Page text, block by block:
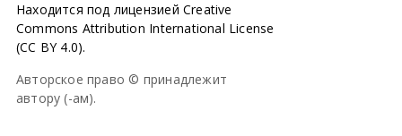
Находится под лицензией Creative
Commons Attribution International License
(CC BY 4.0).
Авторское право © принадлежит
автору (-ам).